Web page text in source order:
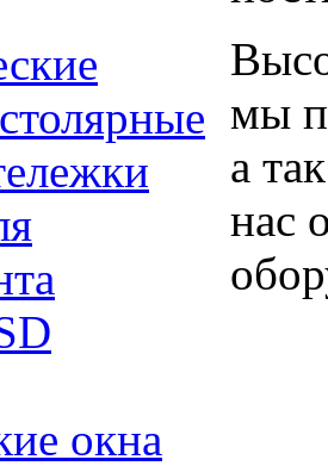
окна
мы
а
нас